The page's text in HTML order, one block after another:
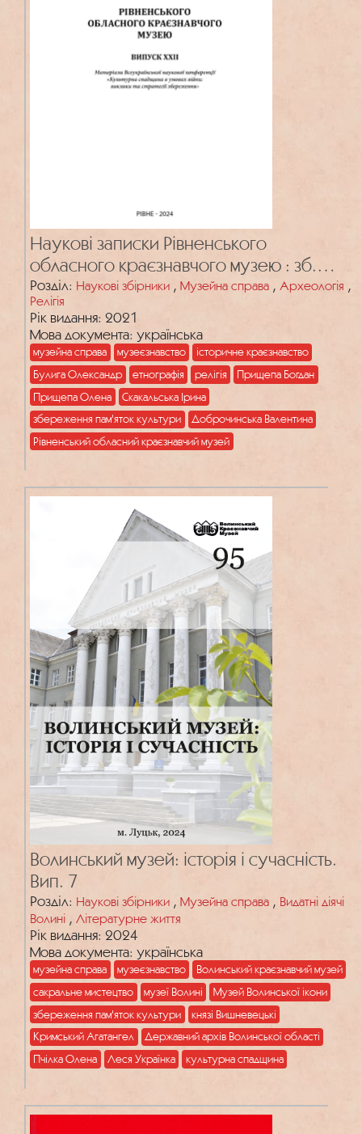
Наукові записки Рівненського
обласного краєзнавчого музею : зб.
наук. пр. Вип. 22
Розділ: Наукові збірники , Музейна справа , Археологія ,
Релігія
Рік видання: 2021
Мова документа: українська
музейна справа музеєзнавство
історичне краєзнавство
Булига Олександр
етнографія релігія
Прищепа Богдан
Прищепа Олена
Скакальська Ірина
збереження пам'яток культури
Доброчинська Валентина
Рівненський обласний краєзнавчий музей
Волинський музей: історія і сучасність.
Вип. 7
Розділ: Наукові збірники , Музейна справа , Видатні діячі
Волині , Літературне життя
Рік видання: 2024
Мова документа: українська
музейна справа музеєзнавство
Волинський краєзнавчий музей
сакральне мистецтво
музеї Волині
Музей Волинської ікони
збереження пам'яток культури
князі Вишневецькі
Кримський Агатангел
Державний архів Волинської області
Пчілка Олена
Леся Українка культурна спадщина